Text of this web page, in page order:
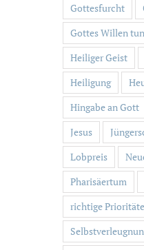
Gottesfurcht
Gottes Willen tun
Heiliger Geist
Heiligung
Hingabe an Gott
Jesus
Lobpreis
Pharisäertum
richtige